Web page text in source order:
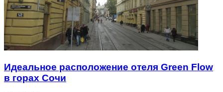
Идеальное расположение отеля Green Flow
в горах Сочи